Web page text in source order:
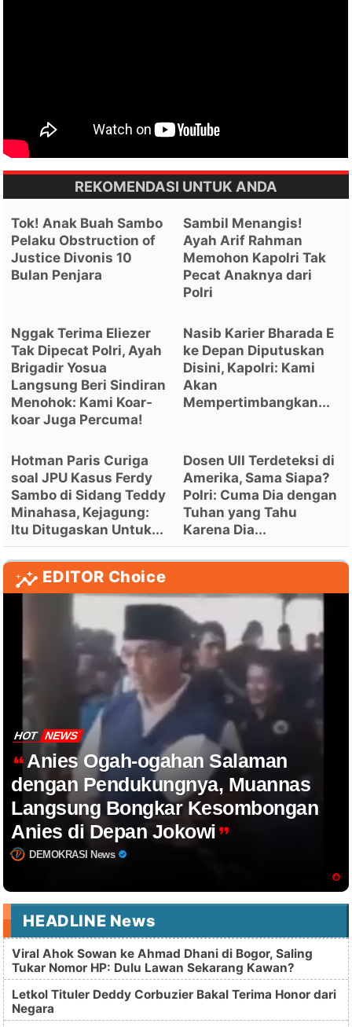
REKOMENDASI UNTUK ANDA
Tok! Anak Buah Sambo
Pelaku Obstruction of
Justice Divonis 10
Bulan Penjara
Sambil Menangis!
Ayah Arif Rahman
Memohon Kapolri Tak
Pecat Anaknya dari
Polri
Nggak Terima Eliezer
Tak Dipecat Polri, Ayah
Brigadir Yosua
Langsung Beri Sindiran
Menohok: Kami Koar-
koar Juga Percuma!
Nasib Karier Bharada E
ke Depan Diputuskan
Disini, Kapolri: Kami
Akan
Mempertimbangkan...
Hotman Paris Curiga
soal JPU Kasus Ferdy
Sambo di Sidang Teddy
Minahasa, Kejagung:
Itu Ditugaskan Untuk...
Dosen UII Terdeteksi di
Amerika, Sama Siapa?
Polri: Cuma Dia dengan
Tuhan yang Tahu
Karena Dia...
EDITOR Choice
HOT NEWS
Anies Ogah-ogahan Salaman
dengan Pendukungnya, Muannas
Langsung Bongkar Kesombongan
Anies di Depan Jokowi
DEMOKRASI News
HEADLINE News
Viral Ahok Sowan ke Ahmad Dhani di Bogor, Saling
Tukar Nomor HP: Dulu Lawan Sekarang Kawan?
Letkol Tituler Deddy Corbuzier Bakal Terima Honor dari
Negara